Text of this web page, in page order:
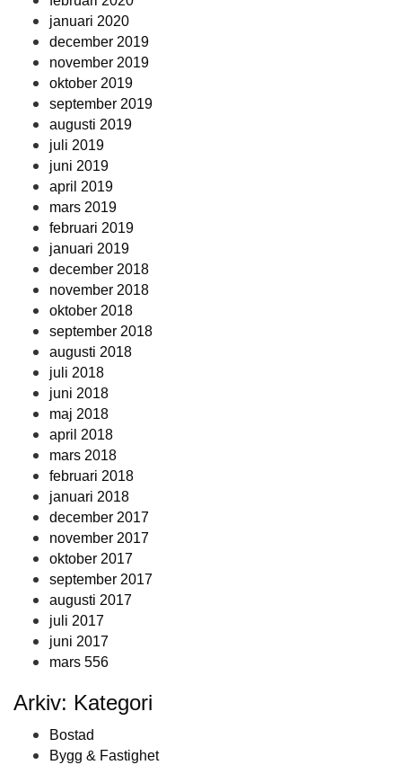
januari 2020
december 2019
november 2019
oktober 2019
september 2019
augusti 2019
juli 2019
juni 2019
april 2019
mars 2019
februari 2019
januari 2019
december 2018
november 2018
oktober 2018
september 2018
augusti 2018
juli 2018
juni 2018
maj 2018
april 2018
mars 2018
februari 2018
januari 2018
december 2017
november 2017
oktober 2017
september 2017
augusti 2017
juli 2017
juni 2017
mars 556
Arkiv: Kategori
Bostad
Bygg & Fastighet